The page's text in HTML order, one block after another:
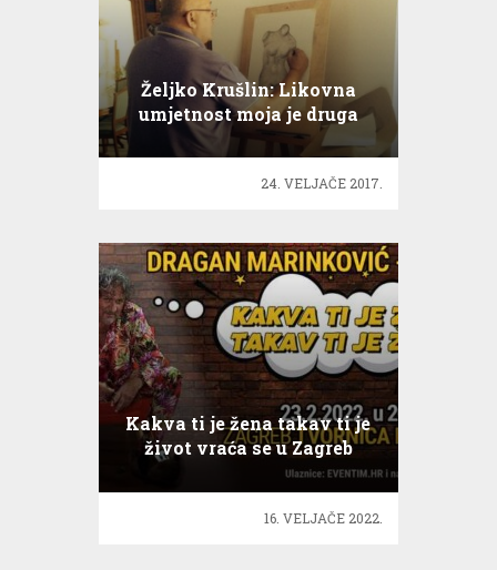
Željko Krušlin: Likovna
umjetnost moja je druga
najveća ljubav
24. VELJAČE 2017.
Kakva ti je žena takav ti je
život vraća se u Zagreb
16. VELJAČE 2022.